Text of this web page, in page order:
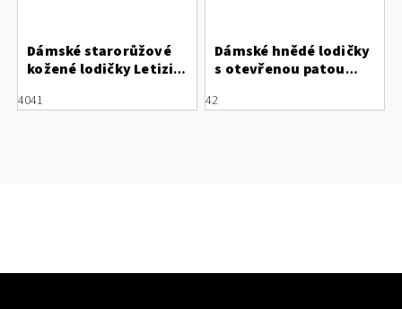
Dámské starorůžové
kožené lodičky Letizia
4041
Dámské hnědé lodičky
s otevřenou patou
42